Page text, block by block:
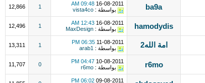
ba9a
16-08-2011
09:48 AM
بواسطة : vista4co
1
12,866
hamodydis
16-08-2011
12:43 AM
بواسطة : MaxDesign
1
12,496
امة الله2 11-08-2011
06:35 PM
بواسطة : arab1
1
13,311
r6mo
10-08-2011
04:47 PM
بواسطة : r6mo
0
11,707
09-08-2011
06:02 PM